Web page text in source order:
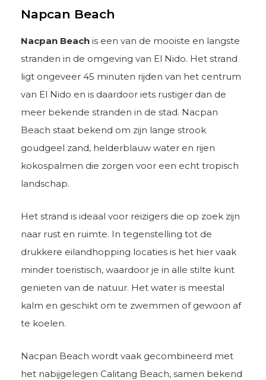
Napcan Beach
Nacpan Beach is een van de mooiste en langste
stranden in de omgeving van El Nido. Het strand
ligt ongeveer 45 minuten rijden van het centrum
van El Nido en is daardoor iets rustiger dan de
meer bekende stranden in de stad. Nacpan
Beach staat bekend om zijn lange strook
goudgeel zand, helderblauw water en rijen
kokospalmen die zorgen voor een echt tropisch
landschap.
Het strand is ideaal voor reizigers die op zoek zijn
naar rust en ruimte. In tegenstelling tot de
drukkere eilandhopping locaties is het hier vaak
minder toeristisch, waardoor je in alle stilte kunt
genieten van de natuur. Het water is meestal
kalm en geschikt om te zwemmen of gewoon af
te koelen.
Nacpan Beach wordt vaak gecombineerd met
het nabijgelegen Calitang Beach, samen bekend